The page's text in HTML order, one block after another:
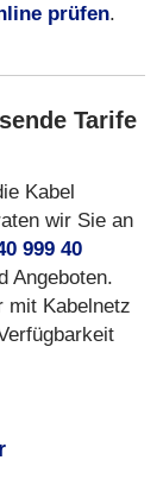
prüfen.
Tarife
Kabel
wir Sie an
999 40
Angeboten.
mit Kabelnetz